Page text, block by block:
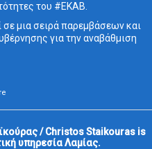
του #ΕΚΑΒ
σε μια σειρά παρεμβάσεων και
για την αναβάθμιση
/ Christos Staikouras is
υπηρεσία Λαμίας.